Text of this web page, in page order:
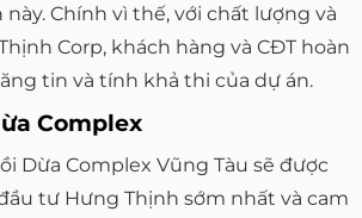
Chính vì thế, với chất lượng và
Corp, khách hàng và CĐT hoàn
tin và tính khả thi của dự án.
Complex
Dừa Complex Vũng Tàu sẽ được
tư Hưng Thịnh sớm nhất và cam